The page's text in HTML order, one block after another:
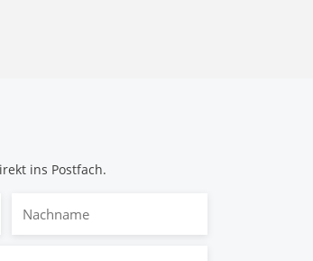
ins Postfach.